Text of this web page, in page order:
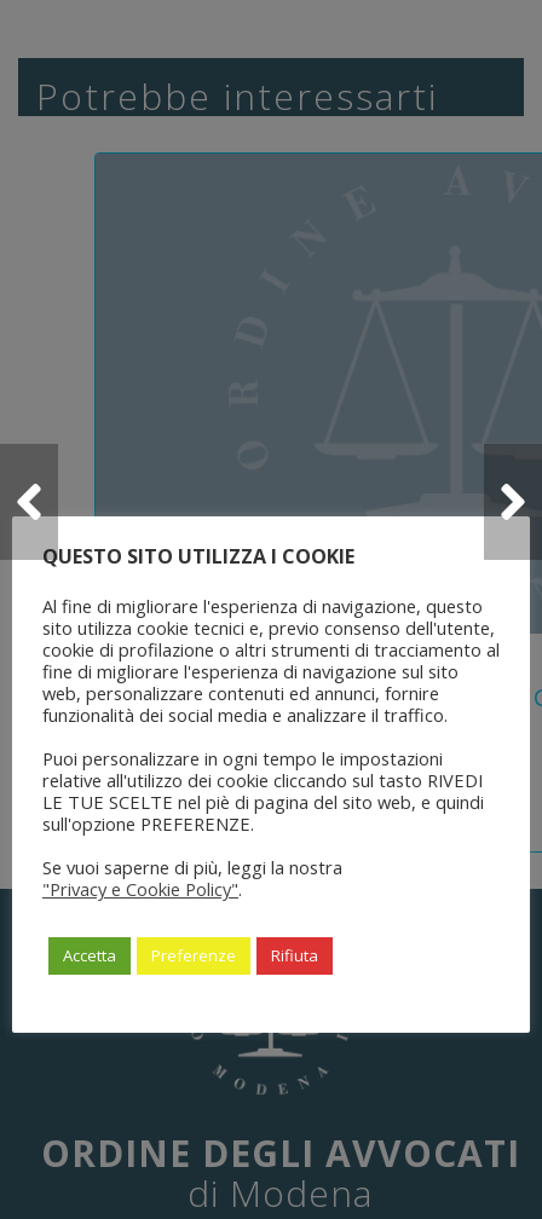
Potrebbe interessarti
5 Agosto 2026
Legge 28 Luglio 2026 N. 137 “delega
Dell’ordinamento Forense”
ORDINE DEGLI AVVOCATI
di Modena
QUESTO SITO UTILIZZA I COOKIE
Al fine di migliorare l'esperienza di navigazione, questo
sito utilizza cookie tecnici e, previo consenso dell'utente,
cookie di profilazione o altri strumenti di tracciamento al
fine di migliorare l'esperienza di navigazione sul sito
web, personalizzare contenuti ed annunci, fornire
funzionalità dei social media e analizzare il traffico.
Puoi personalizzare in ogni tempo le impostazioni
relative all'utilizzo dei cookie cliccando sul tasto RIVEDI
LE TUE SCELTE nel piè di pagina del sito web, e quindi
sull'opzione PREFERENZE.
Se vuoi saperne di più, leggi la nostra
"Privacy e Cookie Policy".
Accetta Preferenze Rifiuta